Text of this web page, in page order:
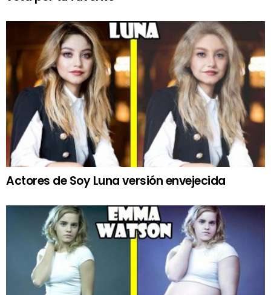
Actores de Soy Luna versión envejecida